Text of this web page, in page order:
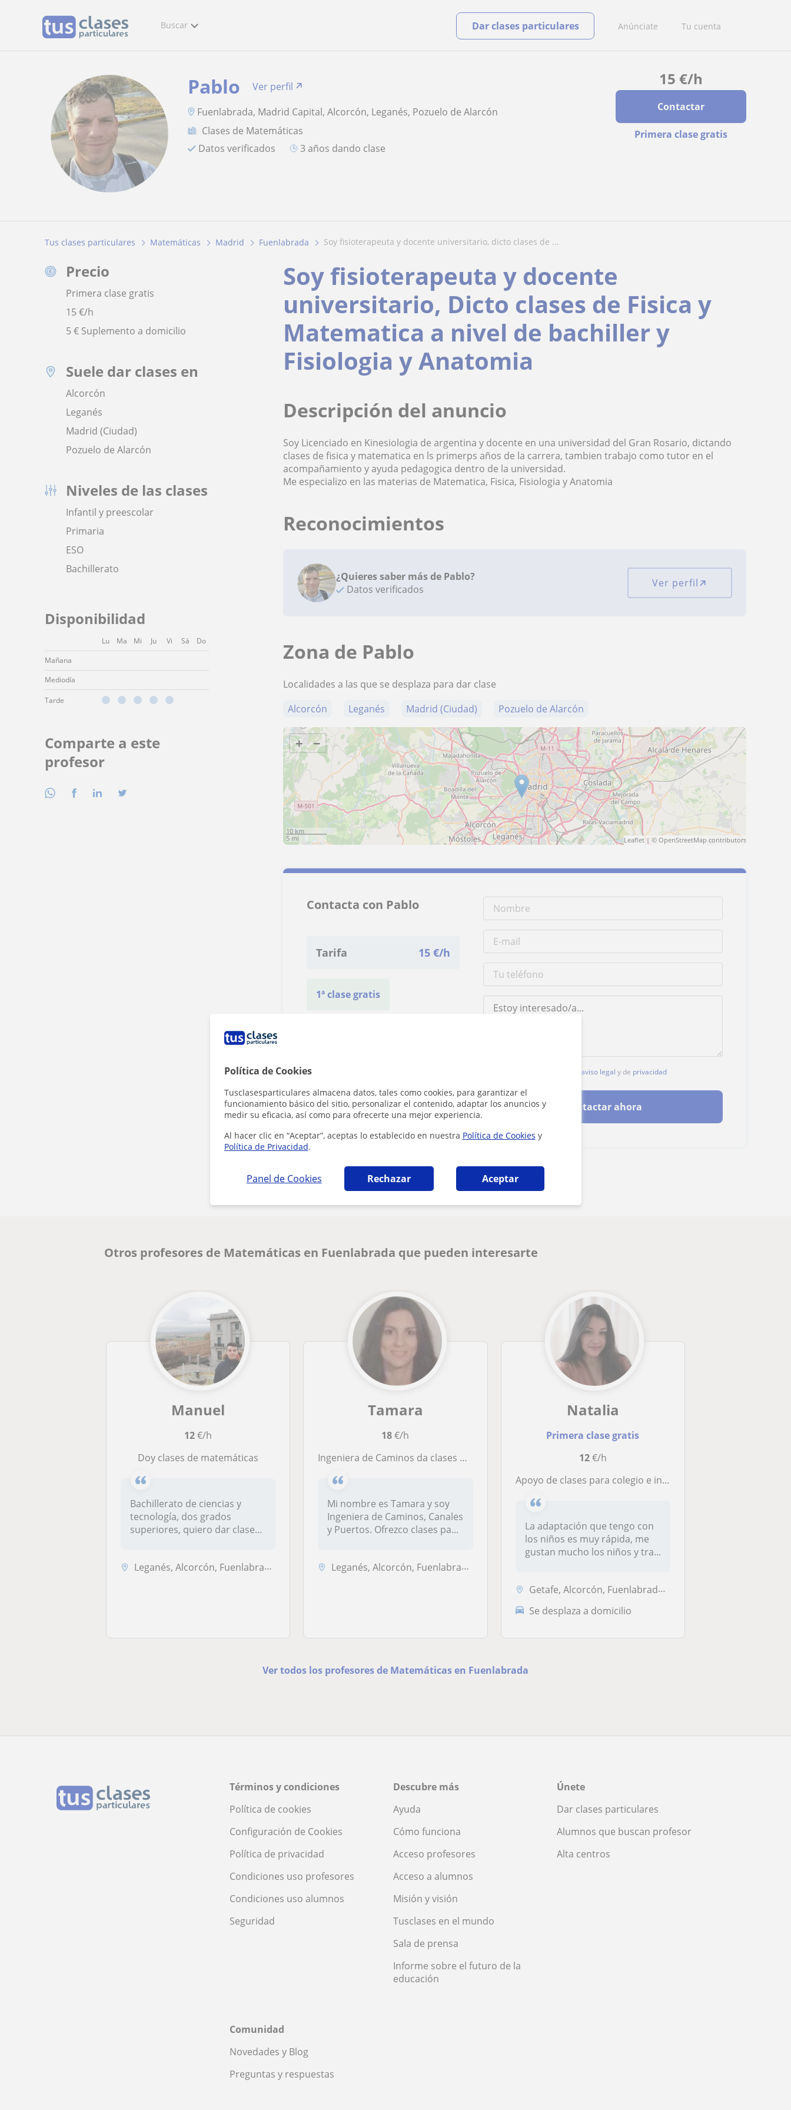
Política de Cookies
Tusclasesparticulares almacena datos, tales como cookies, para garantizar el
funcionamiento básico del sitio, personalizar el contenido, adaptar los anuncios y
medir su eficacia, así como para ofrecerte una mejor experiencia.
Al hacer clic en “Aceptar”, aceptas lo establecido en nuestra Política de Cookies y
Política de Privacidad.
Panel de Cookies Rechazar Aceptar
Buscar Anúnciate Tu cuenta
Dar clases particulares
15 €/h
Contactar
Primera clase gratis
Pablo
Ver perfil
Fuenlabrada, Madrid Capital, Alcorcón, Leganés, Pozuelo de Alarcón
Clases de Matemáticas
Datos verificados
3 años dando clase
Tus clases particulares Matemáticas Madrid Fuenlabrada soy fisioterapeuta y docente universitario, dicto clases de ...
Precio
Primera clase gratis
15€/h
5 € Suplemento a domicilio
Suele dar clases en
Alcorcón
Leganés
Madrid (Ciudad)
Pozuelo de Alarcón
Niveles de las clases
Infantil y preescolar
Primaria
ESO
Bachillerato
Disponibilidad
Lu Ma Mi Ju Vi Sá
Do
Mañana
Mediodía
Tarde
Comparte a este
profesor
Soy fisioterapeuta y docente
universitario, Dicto clases de Fisica y
Matematica a nivel de bachiller y
Fisiologia y Anatomia
Descripción del anuncio
Soy Licenciado en Kinesiologia de argentina y docente en una universidad del Gran Rosario, dictando
clases de fisica y matematica en ls primerps años de la carrera, tambien trabajo como tutor en el
acompañamiento y ayuda pedagogica dentro de la universidad.
Me especializo en las materias de Matematica, Fisica, Fisiologia y Anatomia
Reconocimientos
¿Quieres saber más de Pablo?
Datos verificados
Ver perfil
Zona de Pablo
Localidades a las que se desplaza para dar clase
Alcorcón
Leganés Madrid (Ciudad) Pozuelo de Alarcón
+ −
10 km
5 mi
Leaflet| © OpenStreetMap contributors
Contacta con Pablo
Tarifa 15 €/h
1ª clase gratis
aviso legal y de privacidad
Contactar ahora
¿Hay algún error en este perfil? Cuéntanos
Otros profesores de Matemáticas en Fuenlabrada que pueden interesarte
Manuel
12€/h
Doy clases de matemáticas
Bachillerato de ciencias y
tecnología, dos grados
superiores, quiero dar clases
Leganés, Alcorcón, Fuenlabrada, Móstoles, Getafe
Tamara
18€/h
Ingeniera de Caminos da clases particulares. MATEMÁTICAS, FÍSICA e INGLÉS
Mi nombre es Tamara y soy
Ingeniera de Caminos, Canales
y Puertos. Ofrezco clases pa...
Leganés, Alcorcón, Fuenlabrada, Getafe, Madrid Capital
Natalia
Primera clase gratis
12€/h
Apoyo de clases para colegio e instituto
La adaptación que tengo con
los niños es muy rápida, me
gustan mucho los niños y tra...
Getafe, Alcorcón, Fuenlabrada, Leganés, Madrid Capital, Parla
Se desplaza a domicilio
Ver todos los profesores de Matemáticas en Fuenlabrada
Términos y condiciones
Política de cookies
Configuración de Cookies
Política de privacidad
Condiciones uso profesores
Condiciones uso alumnos
Seguridad
Descubre más
Ayuda
Cómo funciona
Acceso profesores
Acceso a alumnos
Misión y visión
Tusclases en el mundo
Sala de prensa
Informe sobre el futuro de la
educación
Únete
Dar clases particulares
Alumnos que buscan profesor
Alta centros
Comunidad
Novedades y Blog
Preguntas y respuestas